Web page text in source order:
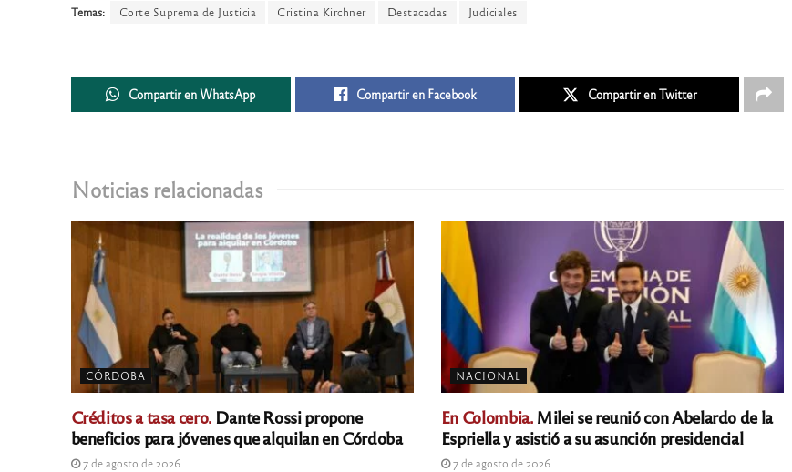
Temas: Corte Suprema de Justicia Cristina Kirchner Destacadas Judiciales
Compartir en WhatsApp Compartir en Facebook Compartir en Twitter
Noticias relacionadas
CÓRDOBA
Créditos a tasa cero.Dante Rossi propone
beneficios para jóvenes que alquilan en Córdoba
7 de agosto de 2026
NACIONAL
En Colombia.Milei se reunió con Abelardo de la
Espriella y asistió a su asunción presidencial
7 de agosto de 2026